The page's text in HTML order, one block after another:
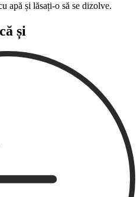
apă și lăsați-o să se dizolve.
și